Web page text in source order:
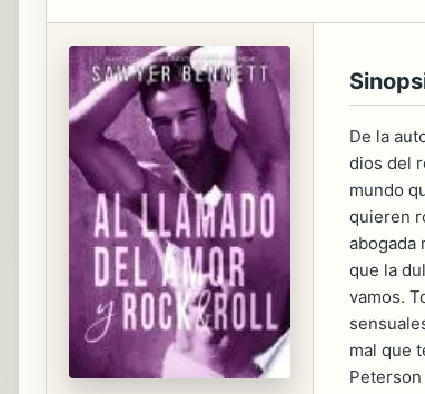
De la
dios del
mundo
quieren
abogada
que la
vamos.
mal que